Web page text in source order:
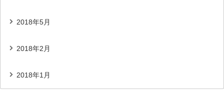
2018年5月
2018年2月
2018年1月